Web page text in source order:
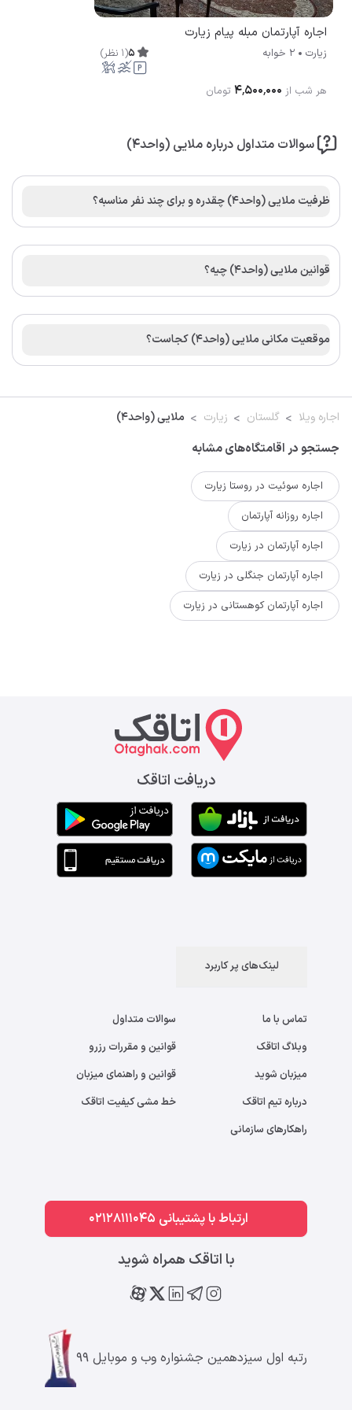
اجاره آپارتمان مبله پیام زیارت
زیارت 2 خوابه 5
(
1 نظر)
هر شب از ۴٬۵۰۰٬۰۰۰ تومان
سوالات متداول درباره ملایی (واحد4)
ظرفیت ملایی (واحد4) چقدره و برای چند نفر مناسبه؟
قوانین ملایی (واحد4) چیه؟
موقعیت مکانی ملایی (واحد4) کجاست؟
اجاره ویلا گلستان زیارت ملایی (واحد4)
جستجو در اقامتگاه‌های مشابه
اجاره سوئیت در روستا زیارت
اجاره روزانه آپارتمان
اجاره آپارتمان در زیارت
اجاره آپارتمان جنگلی در زیارت
اجاره آپارتمان کوهستانی در زیارت
دریافت اتاقک
لینک‌های پر کاربرد
تماس با ما
وبلاگ اتاقک
میزبان شوید
درباره تیم اتاقک
راهکارهای سازمانی
سوالات متداول
قوانین و مقررات رزرو
قوانین و راهنمای میزبان
خط مشی کیفیت اتاقک
ارتباط با پشتیبانی 02128111045
با اتاقک همراه شوید
رتبه اول سیزدهمین جشنواره وب و موبایل ۹۹